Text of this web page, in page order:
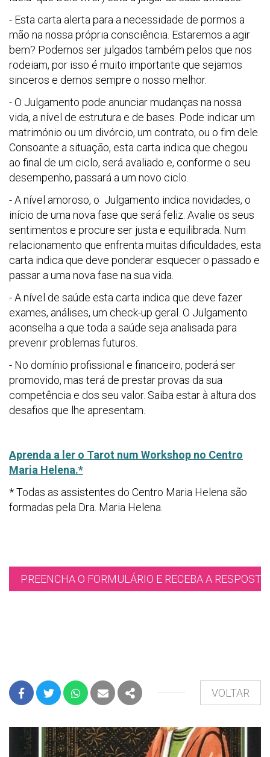
- Esta carta alerta para a necessidade de pormos a
mão na nossa própria consciência. Estaremos a agir
bem? Podemos ser julgados também pelos que nos
rodeiam, por isso é muito importante que sejamos
sinceros e demos sempre o nosso melhor.
- O Julgamento pode anunciar mudanças na nossa
vida, a nível de estrutura e de bases. Pode indicar um
matrimónio ou um divórcio, um contrato, ou o fim dele.
Consoante a situação, esta carta indica que chegou
ao final de um ciclo, será avaliado e, conforme o seu
desempenho, passará a um novo ciclo.
- A nível amoroso, o Julgamento indica novidades, o
início de uma nova fase que será feliz. Avalie os seus
sentimentos e procure ser justa e equilibrada. Num
relacionamento que enfrenta muitas dificuldades, esta
carta indica que deve ponderar esquecer o passado e
passar a uma nova fase na sua vida.
- A nível de saúde esta carta indica que deve fazer
exames, análises, um check-up geral. O Julgamento
aconselha a que toda a saúde seja analisada para
prevenir problemas futuros.
- No domínio profissional e financeiro, poderá ser
promovido, mas terá de prestar provas da sua
competência e dos seu valor. Saiba estar à altura dos
desafios que lhe apresentam.
Aprenda a ler o Tarot num Workshop no Centro
Maria Helena.*
* Todas as assistentes do Centro Maria Helena são
formadas pela Dra. Maria Helena.
PREENCHA O FORMULÁRIO E RECEBA A
FACEBOOK
TWITTERWHATSAPP
E-MAILPARTILHAR
VOLTAR